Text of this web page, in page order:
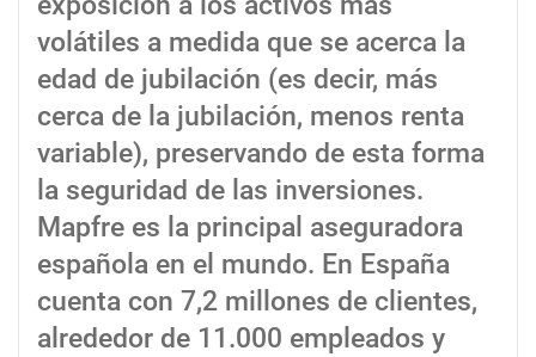
volátiles a medida que se acerca la
edad de jubilación (es decir, más
cerca de la jubilación, menos renta
variable), preservando de esta forma
la seguridad de las inversiones.
Mapfre es la principal aseguradora
española en el mundo. En España
cuenta con 7,2 millones de clientes,
alrededor de 11.000 empleados y